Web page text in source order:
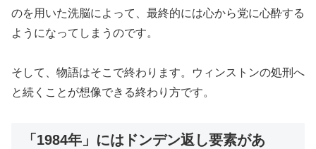
のを用いた洗脳によって、最終的には心から党に心酔する
ようになってしまうのです。
そして、物語はそこで終わります。ウィンストンの処刑へ
と続くことが想像できる終わり方です。
「1984年」にはドンデン返し要素があ